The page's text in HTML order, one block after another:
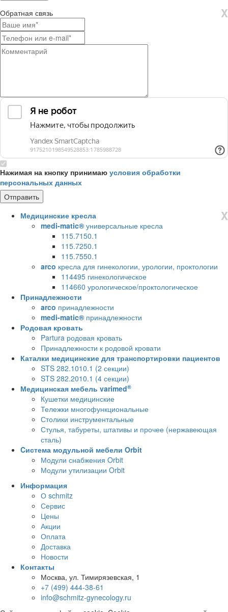
X
Обратная связь
Нажимая на кнопку принимаю условия обработки
персональных данных
X
Медицинские кресла
medi-matic® универсальные кресла
115.7150.1
115.7250.1
115.7550.1
arco кресла для гинекологии, урологии, проктологии
114495 гинекологическое
114660 урологическое/проктологическое
Принадлежности
arco принадлежности
medi-matic® принадлежности
Родовая кровать
Partura родовая кровать
Принадлежности к родовой кровати
Каталки медицинские для транспортировки пациентов
STS 282.1010.1 (2 секции)
STS 282.2010.1 (4 секции)
Медицинская мебель varimed®
Кушетки медицинские
Тележки многофункциональные
Столики инструментальные
Стулья, табуреты, штативы и прочее (нержавеющая
сталь)
Cистема модульной мебели Orbit
Модули снабжения Orbit
Модули утилизации Orbit
Информация
О schmitz
Сервис
Цены
Акции
Оплата
Доставка
Новости
Контакты
Москва, ул. Тимирязевская, 1
+7 (499) 444-38-61
info@schmitz-gynecology.ru